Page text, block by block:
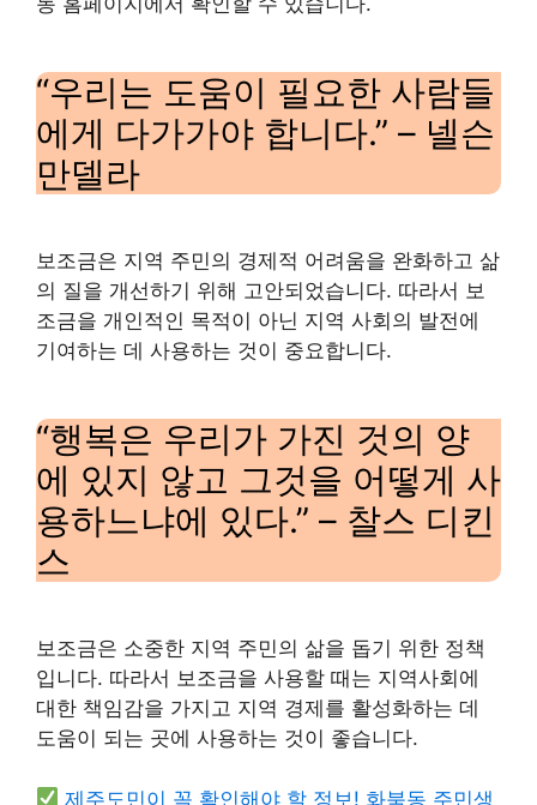
“우리는 도움이 필요한 사람들
에게 다가가야 합니다.” – 넬슨
만델라
보조금은 지역 주민의 경제적 어려움을 완화하고 삶
의 질을 개선하기 위해 고안되었습니다. 따라서 보
조금을 개인적인 목적이 아닌 지역 사회의 발전에
기여하는 데 사용하는 것이 중요합니다.
“행복은 우리가 가진 것의 양
에 있지 않고 그것을 어떻게 사
용하느냐에 있다.” – 찰스 디킨
스
보조금은 소중한 지역 주민의 삶을 돕기 위한 정책
입니다. 따라서 보조금을 사용할 때는 지역사회에
대한 책임감을 가지고 지역 경제를 활성화하는 데
도움이 되는 곳에 사용하는 것이 좋습니다.
제주도민이 꼭 확인해야 할 정보! 화북동 주민생